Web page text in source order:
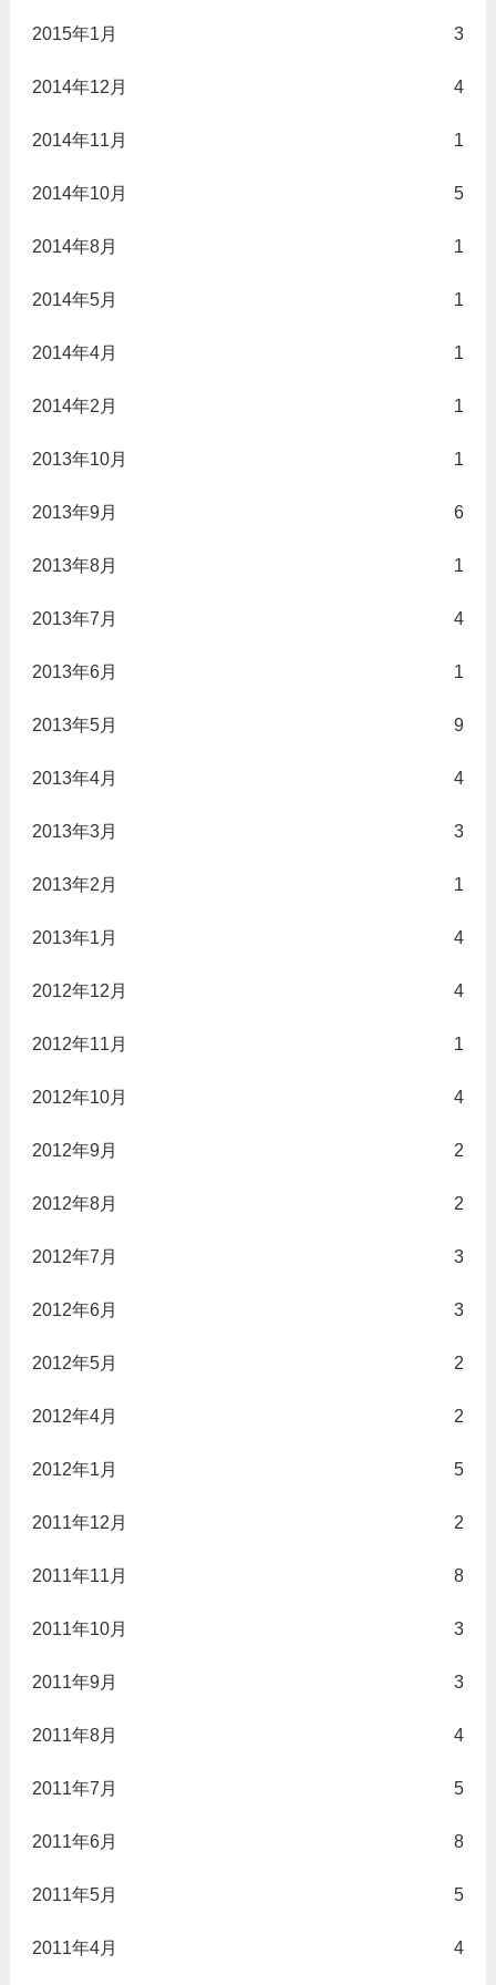
2015年1月 3
2014年12月 4
2014年11月 1
2014年10月 5
2014年8月 1
2014年5月 1
2014年4月 1
2014年2月 1
2013年10月 1
2013年9月 6
2013年8月 1
2013年7月 4
2013年6月 1
2013年5月 9
2013年4月 4
2013年3月 3
2013年2月 1
2013年1月 4
2012年12月 4
2012年11月 1
2012年10月 4
2012年9月 2
2012年8月 2
2012年7月 3
2012年6月 3
2012年5月 2
2012年4月 2
2012年1月 5
2011年12月 2
2011年11月 8
2011年10月 3
2011年9月 3
2011年8月 4
2011年7月 5
2011年6月 8
2011年5月 5
2011年4月 4